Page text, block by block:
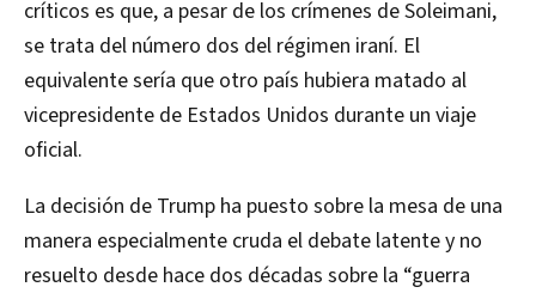
críticos es que, a pesar de los crímenes de Soleimani,
se trata del número dos del régimen iraní. El
equivalente sería que otro país hubiera matado al
vicepresidente de Estados Unidos durante un viaje
oficial.
La decisión de Trump ha puesto sobre la mesa de una
manera especialmente cruda el debate latente y no
resuelto desde hace dos décadas sobre la “guerra